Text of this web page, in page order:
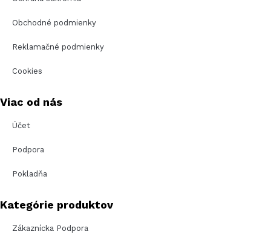
Obchodné podmienky
Reklamačné podmienky
Cookies
Viac od nás
Účet
Podpora
Pokladňa
Kategórie produktov
Zákaznícka Podpora